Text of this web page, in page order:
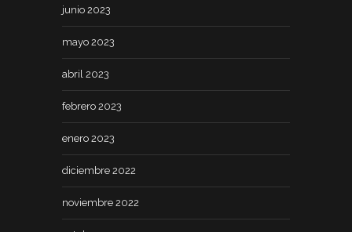
junio 2023
mayo 2023
abril 2023
febrero 2023
enero 2023
diciembre 2022
noviembre 2022